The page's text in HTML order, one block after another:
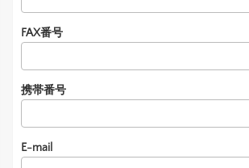
FAX番号
携帯番号
E-mail